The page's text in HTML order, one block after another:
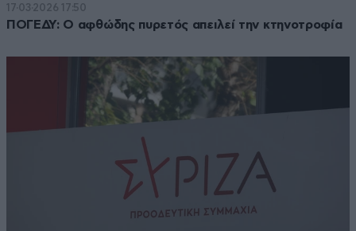
17·03·2026 17:50
ΠΟΓΕΔΥ: Ο αφθώδης πυρετός απειλεί την κτηνοτροφία